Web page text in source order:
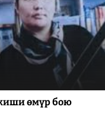
өмүр бою